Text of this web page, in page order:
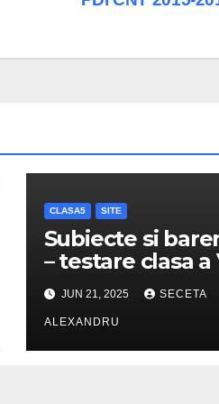
CLASA5 SITE
Subiecte si
– testare clasa a
– 2025
JUN 21, 2025 SECETA
ALEXANDRU